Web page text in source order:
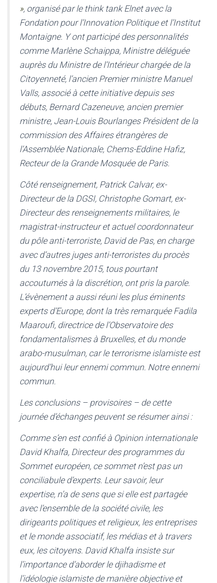
», organisé par le think tank Elnet avec la
Fondation pour l’Innovation Politique et l’Institut
Montaigne. Y ont participé des personnalités
comme Marlène Schaippa, Ministre déléguée
auprès du Ministre de l’Intérieur chargée de la
Citoyenneté, l’ancien Premier ministre Manuel
Valls, associé à cette initiative depuis ses
débuts, Bernard Cazeneuve, ancien premier
ministre, Jean-Louis Bourlanges Président de la
commission des Affaires étrangères de
l’Assemblée Nationale, Chems-Eddine Hafiz,
Recteur de la Grande Mosquée de Paris.
Côté renseignement, Patrick Calvar, ex-
Directeur de la DGSI, Christophe Gomart, ex-
Directeur des renseignements militaires, le
magistrat-instructeur et actuel coordonnateur
du pôle anti-terroriste, David de Pas, en charge
avec d’autres juges anti-terroristes du procès
du 13 novembre 2015, tous pourtant
accoutumés à la discrétion, ont pris la parole.
L’évènement a aussi réuni les plus éminents
experts d’Europe, dont la très remarquée Fadila
Maaroufi, directrice de l’Observatoire des
fondamentalismes à Bruxelles, et du monde
arabo-musulman, car le terrorisme islamiste est
aujourd’hui leur ennemi commun. Notre ennemi
commun.
Les conclusions – provisoires – de cette
journée d’échanges peuvent se résumer ainsi :
Comme s’en est confié à Opinion internationale
David Khalfa, Directeur des programmes du
Sommet européen, ce sommet n’est pas un
conciliabule d’experts. Leur savoir, leur
expertise, n’a de sens que si elle est partagée
avec l’ensemble de la société civile, les
dirigeants politiques et religieux, les entreprises
et le monde associatif, les médias et à travers
eux, les citoyens. David Khalfa insiste sur
l’importance d’aborder le djihadisme et
l’idéologie islamiste de manière objective et